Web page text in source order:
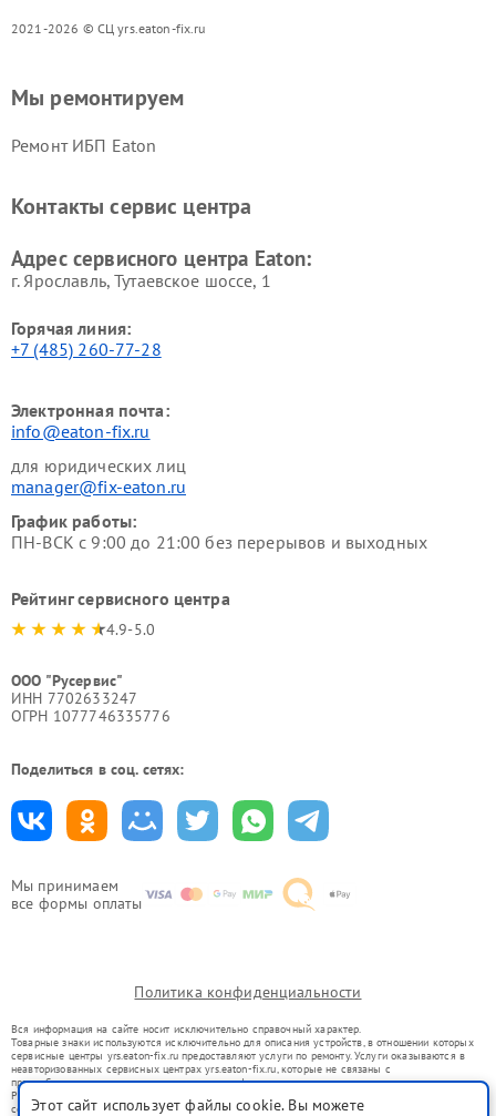
2021-2026 © СЦ yrs.eaton-fix.ru
Мы принимаем
все формы оплаты
Мы ремонтируем
Ремонт ИБП Eaton
Контакты сервис центра
Адрес сервисного центра Eaton:
г. Ярославль, Тутаевское шоссе, 1
Горячая линия:
+7 (485) 260-77-28
Электронная почта:
info@eaton-fix.ru
для юридических лиц
manager@fix-eaton.ru
График работы:
ПН-ВСК с 9:00 до 21:00 без перерывов и выходных
Рейтинг сервисного центра
4.9-5.0
ООО "Русервис"
ИНН 7702633247
ОГРН 1077746335776
Поделиться в соц. сетях:
Политика конфиденциальности
Вся информация на сайте носит исключительно справочный характер.
Товарные знаки используются исключительно для описания устройств, в отношении которых
сервисные центры yrs.eaton-fix.ru предоставляют услуги по ремонту. Услуги оказываются в
неавторизованных сервисных центрах yrs.eaton-fix.ru, которые не связаны с
правообладателями товарных знаков или их официальными представителями.
Ремонт осуществляется для устройств, уже введенных в гражданский оборот в соответствии
со статьей 1487 ГК РФ.
Этот сайт использует файлы cookie. Вы можете